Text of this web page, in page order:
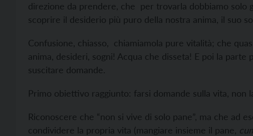
direzione da prendere, che per trovarla dobbiamo solo
scoprire il desiderio più puro della nostra anima, il suo
Confusione, chiasso, chiamiamola pure vitalità; che
anima, desideri, sogni! Acqua che disseta! E poi la parte
suscitare domande.
Primo obiettivo raggiunto: farsi domande sulla vita, non
Riconoscere che “non si vive di solo pane”, ma che ad
condividere la propria vita (mangiare insieme il pane,